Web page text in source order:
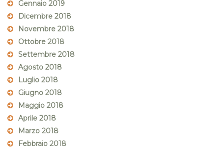
Gennaio 2019
Dicembre 2018
Novembre 2018
Ottobre 2018
Settembre 2018
Agosto 2018
Luglio 2018
Giugno 2018
Maggio 2018
Aprile 2018
Marzo 2018
Febbraio 2018